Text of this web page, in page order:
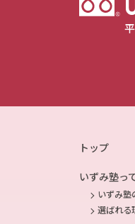
トップ
いずみ塾っ
いずみ塾
選ばれる